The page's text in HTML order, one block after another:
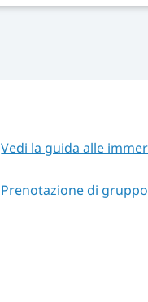
Vedi la guida alle
Prenotazione di gruppo